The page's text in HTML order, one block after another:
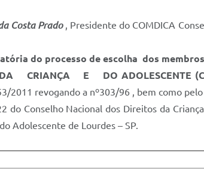
Prado , Presidente do COMDICA
do processo de escolha dos
CRIANÇA E DO ADOLESCENTE
2011 revogando a nº303/96 , bem como
do Conselho Nacional dos Direitos da
Adolescente de Lourdes – SP.